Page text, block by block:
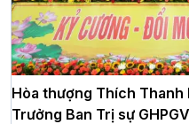
Hòa thượng Thích
Trưởng Ban Trị sự